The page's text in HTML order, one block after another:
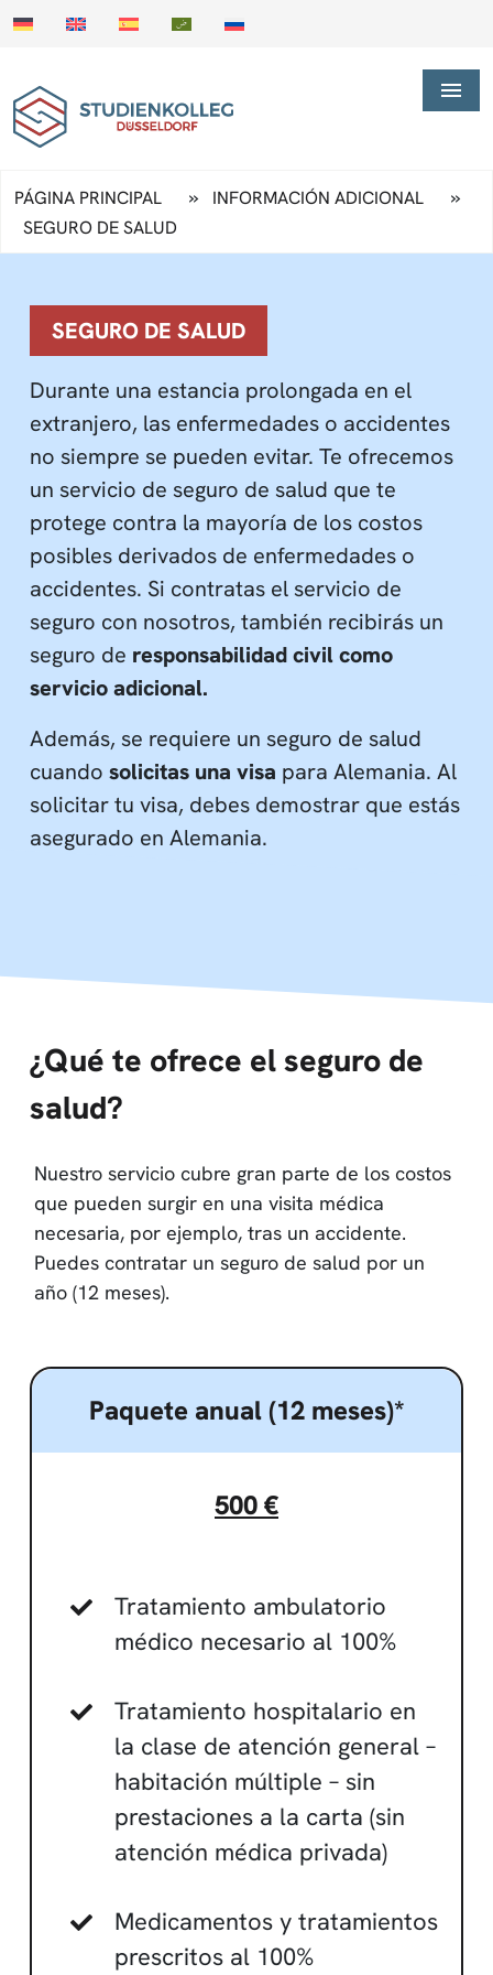
PÁGINA PRINCIPAL » INFORMACIÓN ADICIONAL »
SEGURO DE SALUD
SEGURO DE SALUD
Durante una estancia prolongada en el
extranjero, las enfermedades o accidentes
no siempre se pueden evitar. Te ofrecemos
un servicio de seguro de salud que te
protege contra la mayoría de los costos
posibles derivados de enfermedades o
accidentes. Si contratas el servicio de
seguro con nosotros, también recibirás un
seguro de responsabilidad civil como
servicio adicional.
Además, se requiere un seguro de salud
cuando solicitas una visa para Alemania. Al
solicitar tu visa, debes demostrar que estás
asegurado en Alemania.
¿Qué te ofrece el seguro de
salud?
Nuestro servicio cubre gran parte de los costos
que pueden surgir en una visita médica
necesaria, por ejemplo, tras un accidente.
Puedes contratar un seguro de salud por un
año (12 meses).
Paquete anual (12 meses)*
500 €
Tratamiento ambulatorio
médico necesario al 100%
Tratamiento hospitalario en
la clase de atención general –
habitación múltiple – sin
prestaciones a la carta (sin
atención médica privada)
Medicamentos y tratamientos
prescritos al 100%